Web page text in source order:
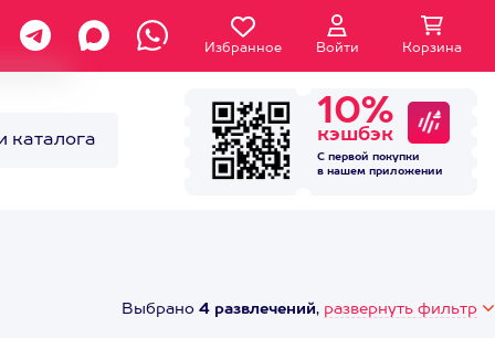
Избранное Войти Корзина
каталога
10%
кэшбэк
С первой покупки
в нашем приложении
Выбрано 4 развлечений, развернуть фильтр